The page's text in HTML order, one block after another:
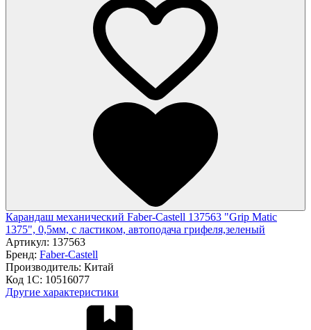
Карандаш механический Faber-Castell 137563 "Grip Matic
1375", 0,5мм, с ластиком, автоподача грифеля,зеленый
Артикул: 137563
Бренд: Faber-Castell
Производитель: Китай
Код 1С: 10516077
Другие характеристики